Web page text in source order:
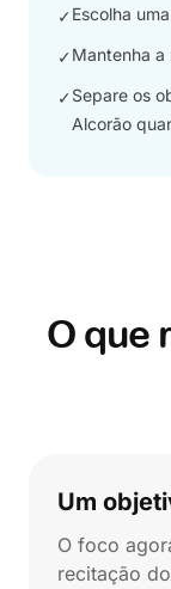
✓Escolha
✓Mantenha
✓Separe os
Alcorão
O que
Um
O foco
recitação